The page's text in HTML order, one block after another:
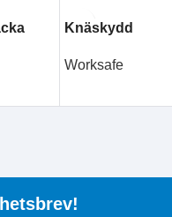
Knäskydd
Worksafe